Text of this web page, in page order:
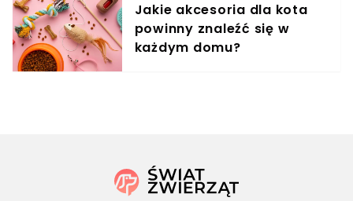
Jakie akcesoria dla kota
powinny znaleźć się w
każdym domu?